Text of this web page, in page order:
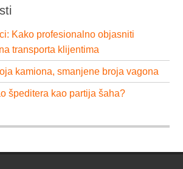
Kako profesionalno objasniti
transporta klijentima
kamiona, smanjene broja vagona
špeditera kao partija šaha?